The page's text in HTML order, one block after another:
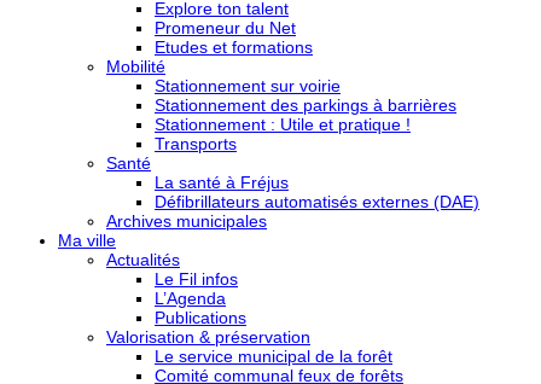
Explore ton talent
Promeneur du Net
Etudes et formations
Mobilité
Stationnement sur voirie
Stationnement des parkings à barrières
Stationnement : Utile et pratique !
Transports
Santé
La santé à Fréjus
Défibrillateurs automatisés externes (DAE)
Archives municipales
Ma ville
Actualités
Le Fil infos
L’Agenda
Publications
Valorisation & préservation
Le service municipal de la forêt
Comité communal feux de forêts